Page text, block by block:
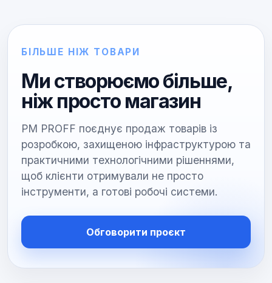
БІЛЬШЕ НІЖ ТОВАРИ
Ми створюємо більше,
ніж просто магазин
PM PROFF поєднує продаж товарів із
розробкою, захищеною інфраструктурою та
практичними технологічними рішеннями,
щоб клієнти отримували не просто
інструменти, а готові робочі системи.
Обговорити проєкт